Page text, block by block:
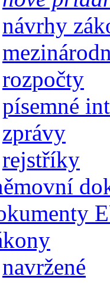
návrhy
rozpočty
písemné
zprávy
rejstříky
navržené